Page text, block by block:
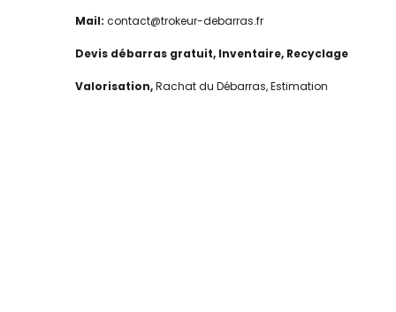
Mail: contact@trokeur-debarras.fr
Devis débarras gratuit, Inventaire, Recyclage
Valorisation,Rachat du Débarras, Estimation